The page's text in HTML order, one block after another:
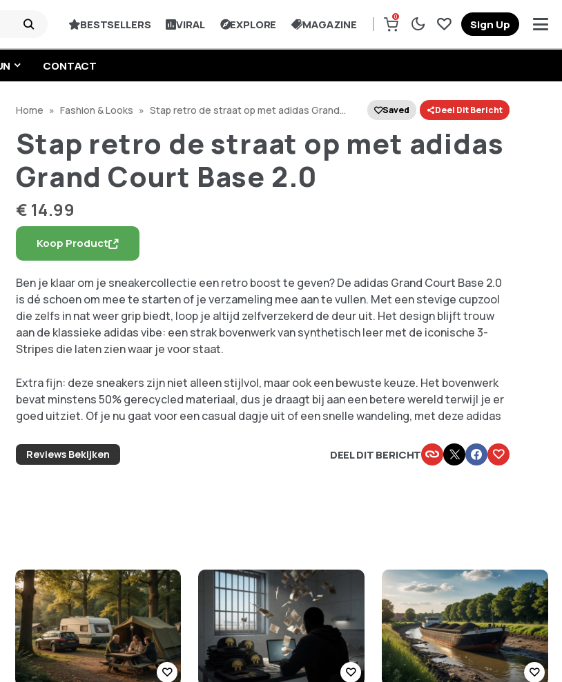
BESTSELLERS VIRAL EXPLORE MAGAZINE
0
Sign Up
CONTACT
Home » Fashion & Looks » Stap retro de straat op met adidas Grand
Saved Deel Dit Bericht
Stap retro de straat op met adidas
Grand Court Base 2.0
€ 14.99
Koop Product
Ben je klaar om je sneakercollectie een retro boost te geven? De adidas Grand Court Base 2.0
is dé schoen om mee te starten of je verzameling mee aan te vullen. Met een stevige cupzool
die zelfs in nat weer grip biedt, loop je altijd zelfverzekerd de deur uit. Het design blijft trouw
aan de klassieke adidas vibe: een strak bovenwerk van synthetisch leer met de iconische 3-
Stripes die laten zien waar je voor staat.
Extra fijn: deze sneakers zijn niet alleen stijlvol, maar ook een bewuste keuze. Het bovenwerk
bevat minstens 50% gerecycled materiaal, dus je draagt bij aan een betere wereld terwijl je er
goed uitziet. Of je nu gaat voor een casual dagje uit of een snelle wandeling, met deze adidas
Reviews Bekijken DEEL DIT BERICHT